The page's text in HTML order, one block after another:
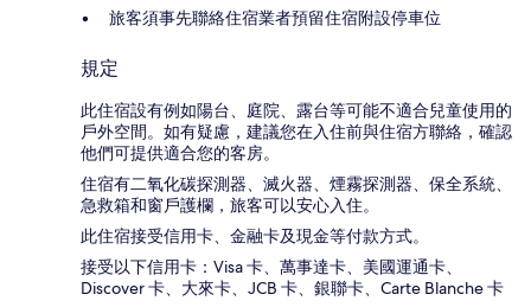
旅客須事先聯絡住宿業者預留住宿附設停車位
規定
此住宿設有例如陽台、庭院、露台等可能不適合兒童使用的
戶外空間。如有疑慮，建議您在入住前與住宿方聯絡，確認
他們可提供適合您的客房。
住宿有二氧化碳探測器、滅火器、煙霧探測器、保全系統、
急救箱和窗戶護欄，旅客可以安心入住。
此住宿接受信用卡、金融卡及現金等付款方式。
接受以下信用卡：Visa 卡、萬事達卡、美國運通卡、
Discover 卡、大來卡、JCB 卡、銀聯卡、Carte Blanche 卡